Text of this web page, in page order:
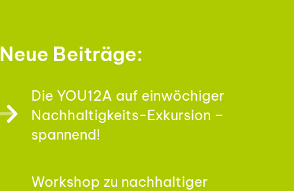
Neue Beiträge:
Die YOU12A auf einwöchiger
Nachhaltigkeits-Exkursion –
spannend!
Workshop zu nachhaltiger